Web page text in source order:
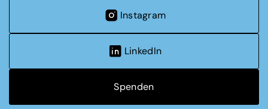
Instagram
LinkedIn
Spenden